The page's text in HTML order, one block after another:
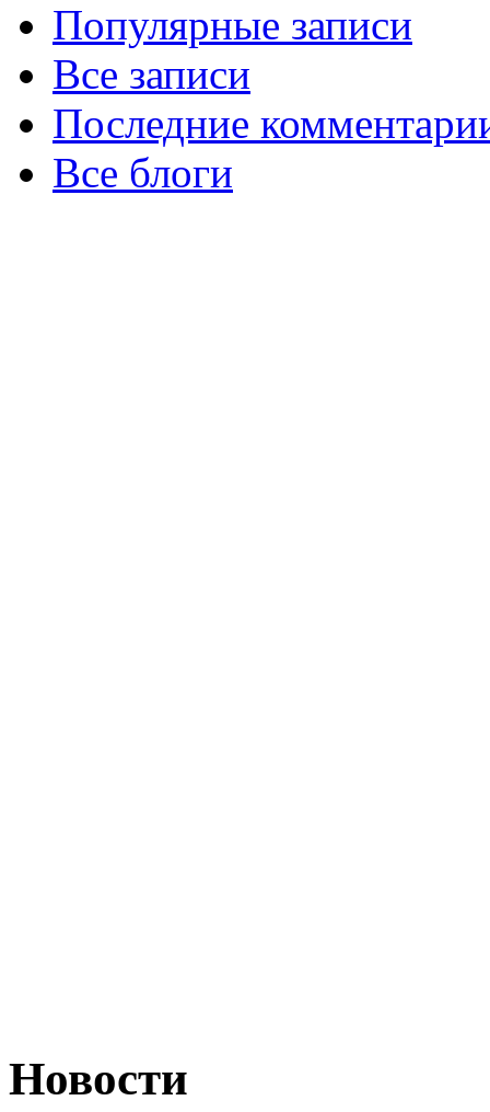
Популярные записи
Все записи
Последние
Все блоги
Новости